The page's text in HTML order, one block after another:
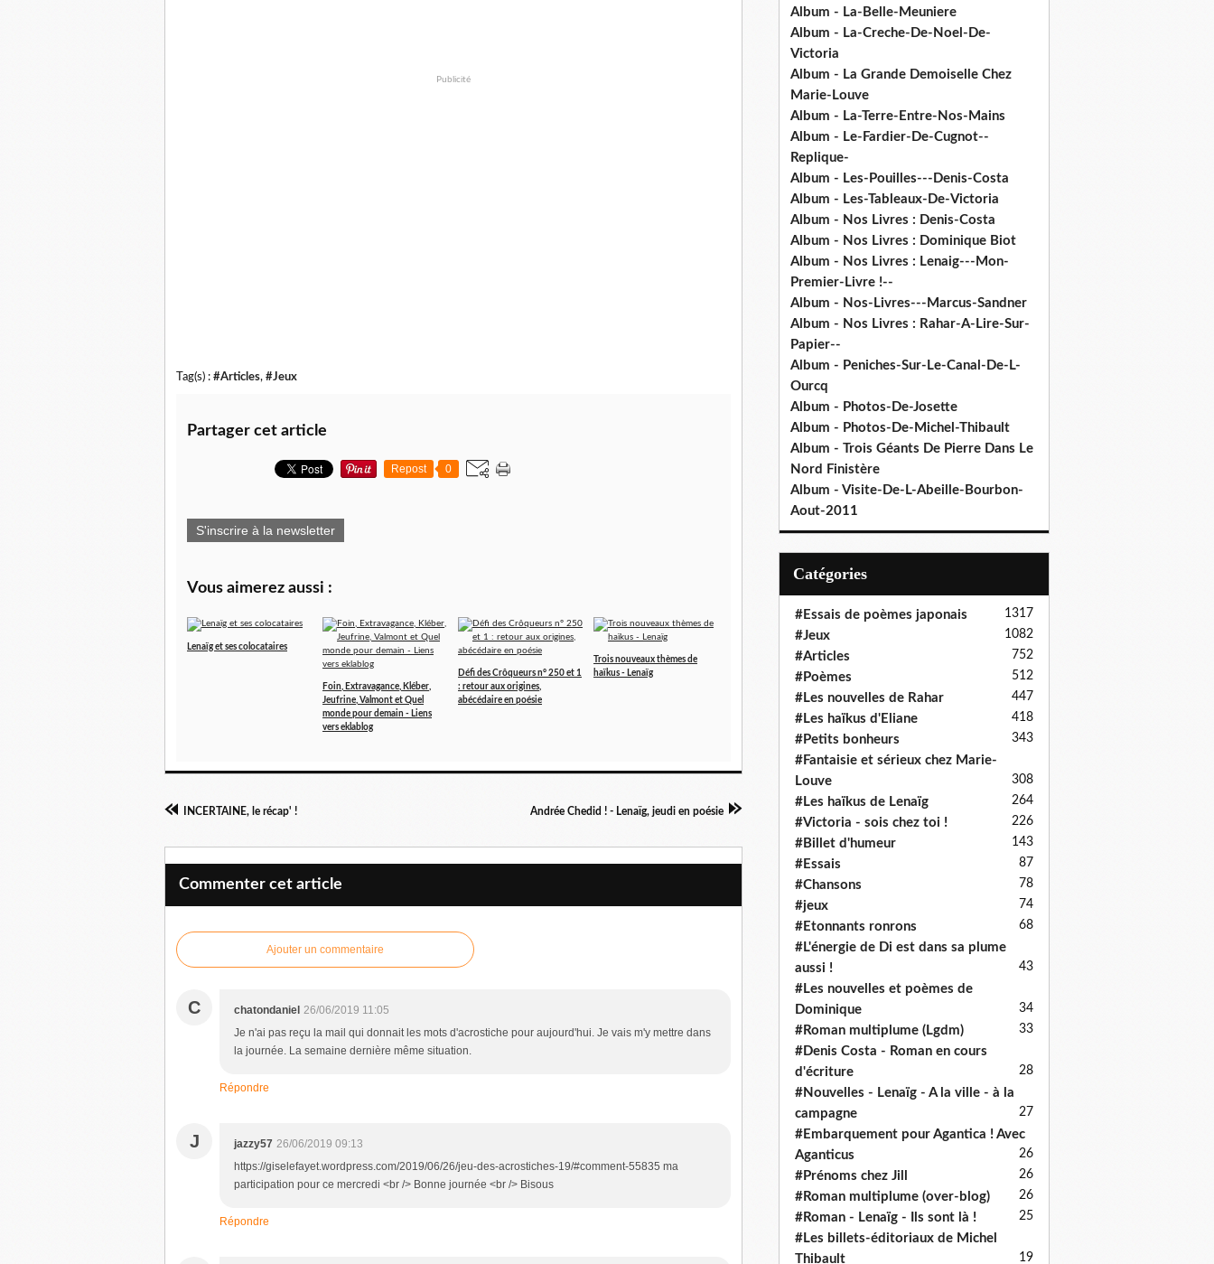
Publicité
Tag(s) : #Articles, #Jeux
Partager cet article
Repost 0
S'inscrire à la newsletter
Vous aimerez aussi :
Lenaïg et ses colocataires
Foin, Extravagance, Kléber,
Jeufrine, Valmont et Quel
monde pour demain - Liens
vers eklablog
Défi des Crôqueurs n° 250 et 1
: retour aux origines,
abécédaire en poésie
Trois nouveaux thèmes de
haïkus - Lenaïg
INCERTAINE, le récap' ! Andrée Chedid ! - Lenaïg, jeudi en poésie
Commenter cet article
Ajouter un commentaire
C chatondaniel 26/06/2019 11:05
Je n'ai pas reçu la mail qui donnait les mots d'acrostiche pour aujourd'hui. Je vais m'y mettre dans
la journée. La semaine dernière même situation.
Répondre
J jazzy57 26/06/2019 09:13
https://giselefayet.wordpress.com/2019/06/26/jeu-des-acrostiches-19/#comment-55835 ma
participation pour ce mercredi <br /> Bonne journée <br /> Bisous
Répondre
Album - La-Belle-Meuniere
Album - La-Creche-De-Noel-De-
Victoria
Album - La Grande Demoiselle Chez
Marie-Louve
Album - La-Terre-Entre-Nos-Mains
Album - Le-Fardier-De-Cugnot--
Replique-
Album - Les-Pouilles---Denis-Costa
Album - Les-Tableaux-De-Victoria
Album - Nos Livres : Denis-Costa
Album - Nos Livres : Dominique Biot
Album - Nos Livres : Lenaig---Mon-
Premier-Livre !--
Album - Nos-Livres---Marcus-Sandner
Album - Nos Livres : Rahar-A-Lire-Sur-
Papier--
Album - Peniches-Sur-Le-Canal-De-L-
Ourcq
Album - Photos-De-Josette
Album - Photos-De-Michel-Thibault
Album - Trois Géants De Pierre Dans Le
Nord Finistère
Album - Visite-De-L-Abeille-Bourbon-
Aout-2011
Catégories
#Essais de poèmes japonais 1317
#Jeux 1082
#Articles 752
#Poèmes 512
#Les nouvelles de Rahar 447
#Les haïkus d'Eliane 418
#Petits bonheurs 343
#Fantaisie et sérieux chez Marie-
Louve
308
#Les haïkus de Lenaïg 264
#Victoria - sois chez toi ! 226
#Billet d'humeur 143
#Essais 87
#Chansons 78
#jeux 74
#Etonnants ronrons 68
#L'énergie de Di est dans sa plume
aussi !
43
#Les nouvelles et poèmes de
Dominique
34
#Roman multiplume (Lgdm) 33
#Denis Costa - Roman en cours
d'écriture
28
#Nouvelles - Lenaïg - A la ville - à la
campagne
27
#Embarquement pour Agantica ! Avec
Aganticus
26
#Prénoms chez Jill 26
#Roman multiplume (over-blog) 26
#Roman - Lenaïg - Ils sont là ! 25
#Les billets-éditoriaux de Michel
Thibault
19